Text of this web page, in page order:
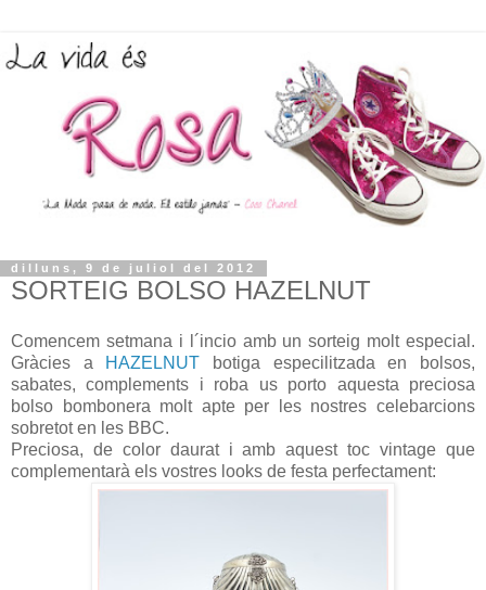
dilluns, 9 de juliol del 2012
SORTEIG BOLSO HAZELNUT
Comencem setmana i l´incio amb un sorteig molt especial.
Gràcies a HAZELNUT botiga especilitzada en bolsos,
sabates, complements i roba us porto aquesta preciosa
bolso bombonera molt apte per les nostres celebarcions
sobretot en les BBC.
Preciosa, de color daurat i amb aquest toc vintage que
complementarà els vostres looks de festa perfectament: